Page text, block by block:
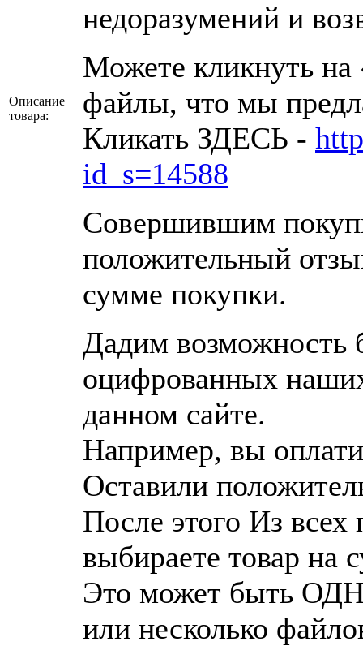
Описание
товара:
недоразумений и
Можете кликнуть на
файлы, что мы
Кликать ЗДЕСЬ -
id_s=14588
Совершившим
положительный
сумме покупки.
Дадим возможность
оцифрованных
данном сайте.
Например, вы
Оставили
После этого Из
выбираете товар на
Это может быть
или несколько